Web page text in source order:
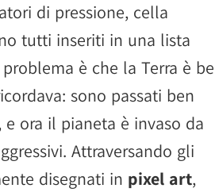
di pressione, cella
tutti inseriti in una lista
è che la Terra è
sono passati ben
ora il pianeta è invaso da
Attraversando gli
disegnati in pixel art,